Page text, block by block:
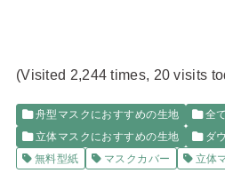
(Visited 2,244 times, 20 visits
舟型マスクにおすすめの生地
全
立体マスクにおすすめの生地
ダ
無料型紙
マスクカバー 立体